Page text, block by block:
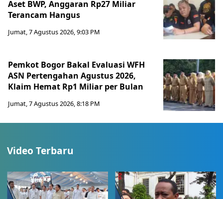
Aset BWP, Anggaran Rp27 Miliar
Terancam Hangus
Jumat, 7 Agustus 2026, 9:03 PM
Pemkot Bogor Bakal Evaluasi WFH
ASN Pertengahan Agustus 2026,
Klaim Hemat Rp1 Miliar per Bulan
Jumat, 7 Agustus 2026, 8:18 PM
Video Terbaru